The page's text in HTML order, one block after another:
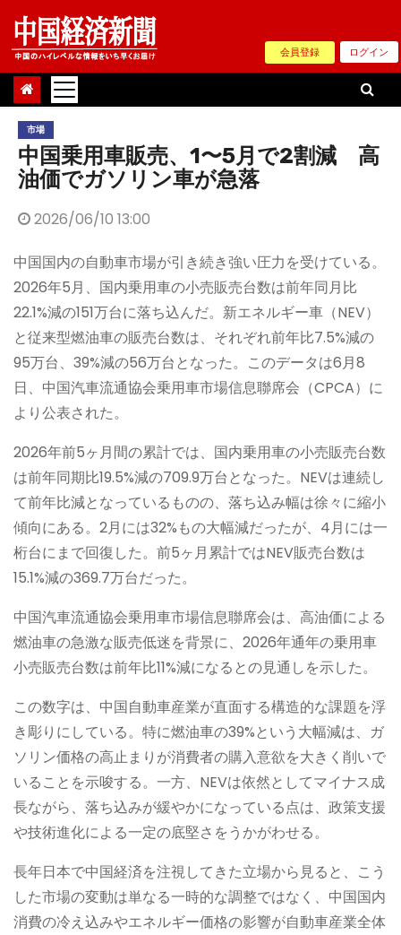
Skip
content
会員登録 ログイン
市場
中国乗用車販売、1〜5月で2割減 高
油価でガソリン車が急落
2026/06/10 13:00
中国国内の自動車市場が引き続き強い圧力を受けている。
2026年5月、国内乗用車の小売販売台数は前年同月比
22.1%減の151万台に落ち込んだ。新エネルギー車（NEV）
と従来型燃油車の販売台数は、それぞれ前年比7.5%減の
95万台、39%減の56万台となった。このデータは6月8
日、中国汽車流通協会乗用車市場信息聯席会（CPCA）に
より公表された。
2026年前5ヶ月間の累計では、国内乗用車の小売販売台数
は前年同期比19.5%減の709.9万台となった。NEVは連続し
て前年比減となっているものの、落ち込み幅は徐々に縮小
傾向にある。2月には32%もの大幅減だったが、4月には一
桁台にまで回復した。前5ヶ月累計ではNEV販売台数は
15.1%減の369.7万台だった。
中国汽車流通協会乗用車市場信息聯席会は、高油価による
燃油車の急激な販売低迷を背景に、2026年通年の乗用車
小売販売台数は前年比11%減になるとの見通しを示した。
この数字は、中国自動車産業が直面する構造的な課題を浮
き彫りにしている。特に燃油車の39%という大幅減は、ガ
ソリン価格の高止まりが消費者の購入意欲を大きく削いで
いることを示唆する。一方、NEVは依然としてマイナス成
長ながら、落ち込みが緩やかになっている点は、政策支援
や技術進化による一定の底堅さをうかがわせる。
長年日本で中国経済を注視してきた立場から見ると、こう
した市場の変動は単なる一時的な調整ではなく、中国国内
消費の冷え込みやエネルギー価格の影響が自動車産業全体